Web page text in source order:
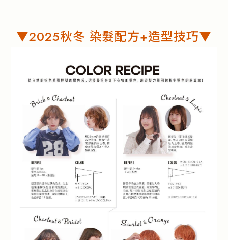
▼2025秋冬 染髮配方+造型技巧▼